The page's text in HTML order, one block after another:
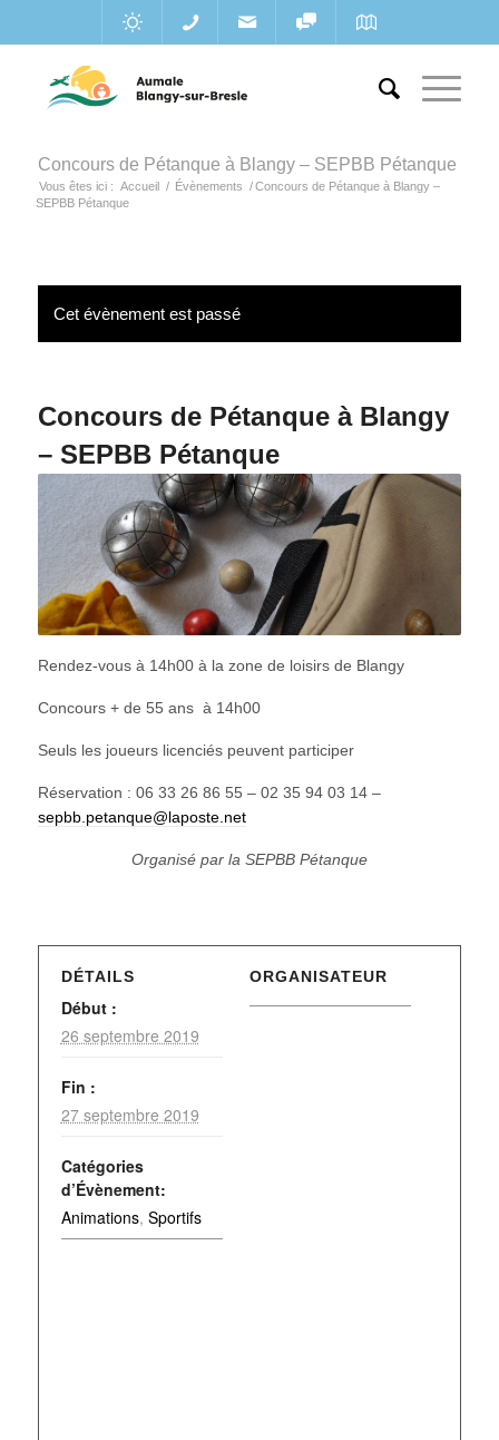
Concours de Pétanque à Blangy – SEPBB Pétanque
Vous êtes ici : Accueil / Évènements / Concours de Pétanque à Blangy –
SEPBB Pétanque
Cet évènement est passé
Concours de Pétanque à Blangy
– SEPBB Pétanque
Rendez-vous à 14h00 à la zone de loisirs de Blangy
Concours + de 55 ans à 14h00
Seuls les joueurs licenciés peuvent participer
Réservation : 06 33 26 86 55 – 02 35 94 03 14 –
sepbb.petanque@laposte.net
Organisé par la SEPBB Pétanque
DÉTAILS
Début :
26 septembre 2019
Fin :
27 septembre 2019
Catégories
d’Évènement:
Animations, Sportifs
ORGANISATEUR